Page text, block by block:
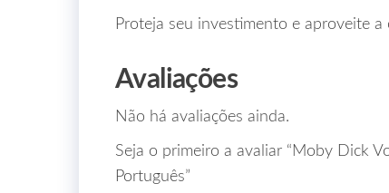
Proteja seu investimento e aproveite a
Avaliações
Não há avaliações ainda.
Seja o primeiro a avaliar “Moby Dick
Português”